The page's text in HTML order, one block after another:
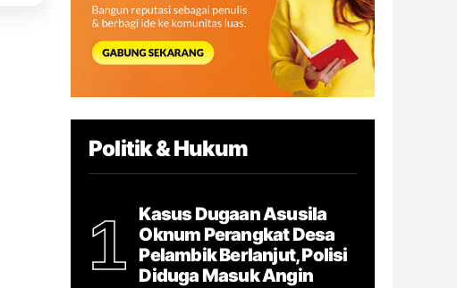
Politik & Hukum
1
Kasus Dugaan Asusila
Oknum Perangkat Desa
Pelambik Berlanjut, Polisi
Diduga Masuk Angin